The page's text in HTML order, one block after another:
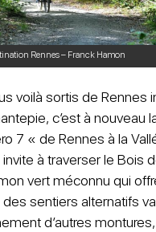
Rennes – Franck Hamon
voilà sortis de Rennes
c’est à nouveau
7 « de Rennes à la
à traverser le Bois
vert méconnu qui
sentiers alternatifs
d’autres